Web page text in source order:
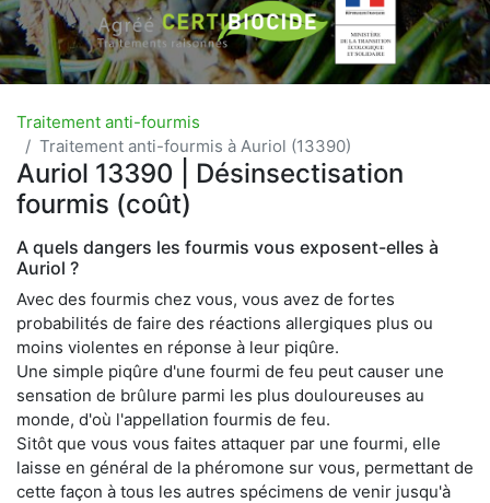
Traitement anti-fourmis
Traitement anti-fourmis à Auriol (13390)
Auriol 13390 | Désinsectisation
fourmis (coût)
A quels dangers les fourmis vous exposent-elles à
Auriol ?
Avec des fourmis chez vous, vous avez de fortes
probabilités de faire des réactions allergiques plus ou
moins violentes en réponse à leur piqûre.
Une simple piqûre d'une fourmi de feu peut causer une
sensation de brûlure parmi les plus douloureuses au
monde, d'où l'appellation fourmis de feu.
Sitôt que vous vous faites attaquer par une fourmi, elle
laisse en général de la phéromone sur vous, permettant de
cette façon à tous les autres spécimens de venir jusqu'à